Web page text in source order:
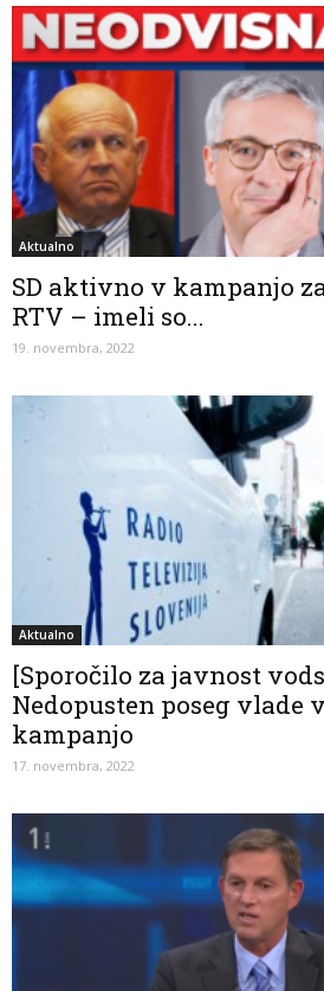
Aktualno
SD aktivno v kampanjo
RTV – imeli so...
19. novembra, 2022
Aktualno
[Sporočilo za javnost
Nedopusten poseg vlade
kampanjo
17. novembra, 2022